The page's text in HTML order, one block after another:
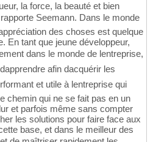
la force, la beauté et bien
Seemann. Dans le monde
des choses est quelque
En tant que jeune développeur,
dans le monde de lentreprise,
afin dacquérir les
et utile à lentreprise qui
chemin qui ne se fait pas en un
et parfois même sans compter
les solutions pour faire face aux
base, et dans le meilleur des